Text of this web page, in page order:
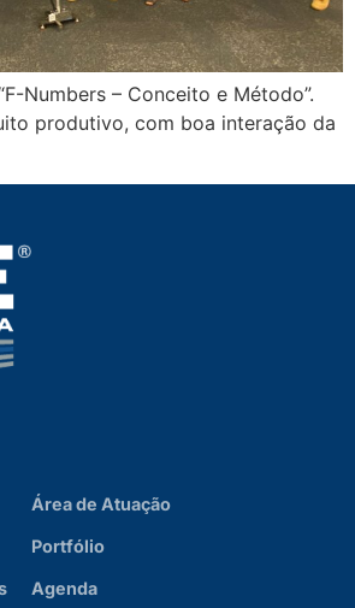
Numbers – Conceito e Método”.
produtivo, com boa interação da
Área de Atuação
Portfólio
Agenda